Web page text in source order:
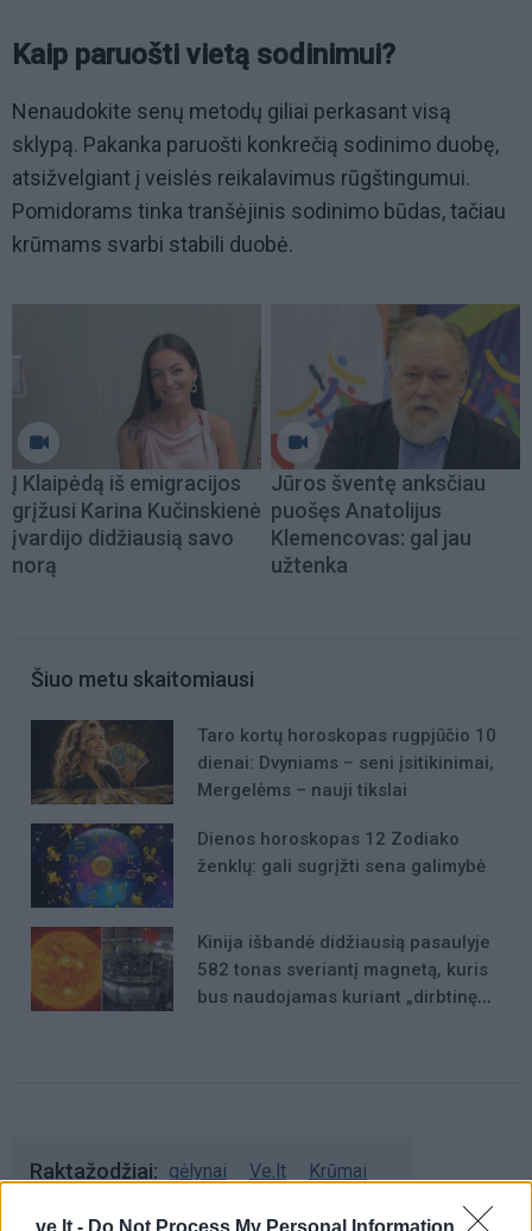
ve.lt - Do Not Process My Personal Information
Kaip paruošti vietą sodinimui?
Nenaudokite senų metodų giliai perkasant visą
sklypą. Pakanka paruošti konkrečią sodinimo duobę,
atsižvelgiant į veislės reikalavimus rūgštingumui.
Pomidorams tinka tranšėjinis sodinimo būdas, tačiau
krūmams svarbi stabili duobė.
Į Klaipėdą iš emigracijos
grįžusi Karina Kučinskienė
įvardijo didžiausią savo
norą
Jūros šventę anksčiau
puošęs Anatolijus
Klemencovas: gal jau
užtenka
Šiuo metu skaitomiausi
Taro kortų horoskopas rugpjūčio 10
dienai: Dvyniams – seni įsitikinimai,
Mergelėms – nauji tikslai
Dienos horoskopas 12 Zodiako
ženklų: gali sugrįžti sena galimybė
Kinija išbandė didžiausią pasaulyje
582 tonas sveriantį magnetą, kuris
bus naudojamas kuriant „dirbtinę
Raktažodžiai gėlynai Ve.lt Krūmai